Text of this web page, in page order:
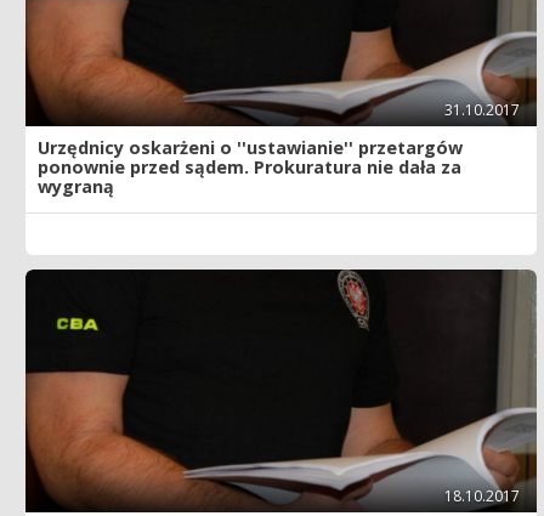
31.10.2017
Urzędnicy oskarżeni o ''ustawianie'' przetargów
ponownie przed sądem. Prokuratura nie dała za
wygraną
18.10.2017